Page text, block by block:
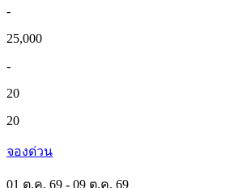
-
25,000
-
20
20
จองด่วน
01 ต.ค. 69 - 09 ต.ค. 69